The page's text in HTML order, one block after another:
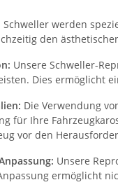
werden
den
Unsere Schweller-
Dies ermöglicht
Die Verwendung
für Ihre
vor den
Unsere
ermöglicht